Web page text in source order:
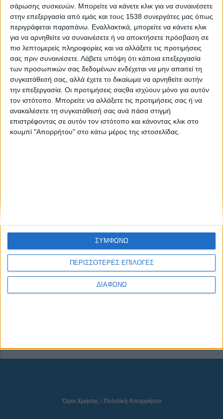
σάρωσης συσκευών. Μπορείτε να κάνετε κλικ για να συναινέσετε
στην επεξεργασία από εμάς και τους 1538 συνεργάτες μας όπως
περιγράφεται παραπάνω. Εναλλακτικά, μπορείτε να κάνετε κλικ
για να αρνηθείτε να συναινέσετε ή να αποκτήσετε πρόσβαση σε
πιο λεπτομερείς πληροφορίες και να αλλάξετε τις προτιμήσεις
σας πριν συναινέσετε. Λάβετε υπόψη ότι κάποια επεξεργασία
των προσωπικών σας δεδομένων ενδέχεται να μην απαιτεί τη
συγκατάθεσή σας, αλλά έχετε το δικαίωμα να αρνηθείτε αυτήν
την επεξεργασία. Οι προτιμήσεις σαςθα ισχύουν μόνο για αυτόν
τον ιστότοπο. Μπορείτε να αλλάξετε τις προτιμήσεις σας ή να
ανακαλέσετε τη συγκατάθεσή σας ανά πάσα στιγμή
επιστρέφοντας σε αυτόν τον ιστότοπο και κάνοντας κλικ στο
κουμπί "Απορρήτου" στο κάτω μέρος της ιστοσελίδας.
ΠΕΡΙΣΣΟΤΕΡΕΣ ΕΠΙΛΟΓΕΣ
ΔΙΑΦΩΝΩ
ΣΥΜΦΩΝΩ
Αποδράσεις σε εξωτικούς προορισμούς και κίνδυνοι από
βακτήρια
Όλα τα νέα μέτρα που ισχύουν από σήμερα
Πώς να διατηρήσετε μια ισορροπημένη διατροφή κατά τη
διάρκεια των ταξιδιών
NEWSLETTER
Όροι Χρήσης- Πολιτική Απορρήτου